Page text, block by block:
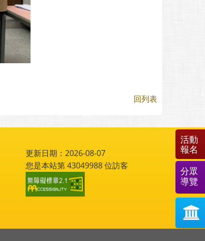
回列表
更新日期：2026-08-07
您是本站第43049988位訪客
活動
報名
分眾
導覽